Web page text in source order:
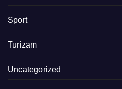
Sport
Turizam
Uncategorized